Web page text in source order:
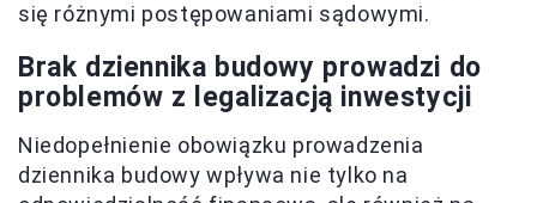
się różnymi postępowaniami sądowymi.
Brak dziennika budowy prowadzi do
problemów z legalizacją inwestycji
Niedopełnienie obowiązku prowadzenia
dziennika budowy wpływa nie tylko na